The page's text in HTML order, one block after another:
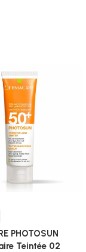
PHOTOSUN
Teintée 02